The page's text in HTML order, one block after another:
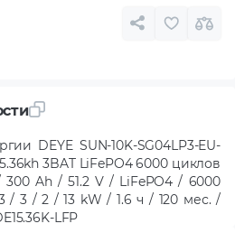
DEYE SUN-10K-SG04LP3-EU-
3BAT LiFePO4 6000 циклов
Ah / 51.2 V / LiFePO4 / 6000
3 / 2 / 13 kW / 1.6 ч / 120 мес. /
LFP